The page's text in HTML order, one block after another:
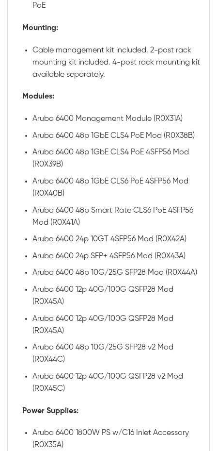
PoE
Mounting:
Cable management kit included. 2-post rack
mounting kit included. 4-post rack mounting kit
available separately.
Modules:
Aruba 6400 Management Module (R0X31A)
Aruba 6400 48p 1GbE CLS4 PoE Mod (R0X38B)
Aruba 6400 48p 1GbE CLS4 PoE 4SFP56 Mod
(R0X39B)
Aruba 6400 48p 1GbE CLS6 PoE 4SFP56 Mod
(R0X40B)
Aruba 6400 48p Smart Rate CLS6 PoE 4SFP56
Mod (R0X41A)
Aruba 6400 24p 10GT 4SFP56 Mod (R0X42A)
Aruba 6400 24p SFP+ 4SFP56 Mod (R0X43A)
Aruba 6400 48p 10G/25G SFP28 Mod (R0X44A)
Aruba 6400 12p 40G/100G QSFP28 Mod
(R0X45A)
Aruba 6400 12p 40G/100G QSFP28 Mod
(R0X45A)
Aruba 6400 48p 10G/25G SFP28 v2 Mod
(R0X44C)
Aruba 6400 12p 40G/100G QSFP28 v2 Mod
(R0X45C)
Power Supplies:
Aruba 6400 1800W PS w/C16 Inlet Accessory
(R0X35A)